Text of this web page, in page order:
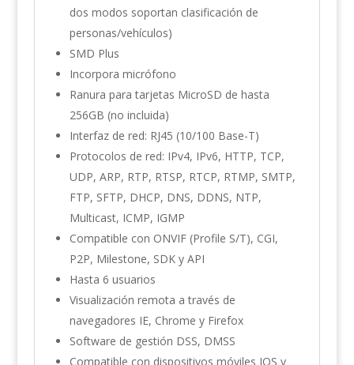
dos modos soportan clasificación de
personas/vehículos)
SMD Plus
Incorpora micrófono
Ranura para tarjetas MicroSD de hasta
256GB (no incluida)
Interfaz de red: RJ45 (10/100 Base-T)
Protocolos de red: IPv4, IPv6, HTTP, TCP,
UDP, ARP, RTP, RTSP, RTCP, RTMP, SMTP,
FTP, SFTP, DHCP, DNS, DDNS, NTP,
Multicast, ICMP, IGMP
Compatible con ONVIF (Profile S/T), CGI,
P2P, Milestone, SDK y API
Hasta 6 usuarios
Visualización remota a través de
navegadores IE, Chrome y Firefox
Software de gestión DSS, DMSS
Compatible con dispositivos móviles IOS y